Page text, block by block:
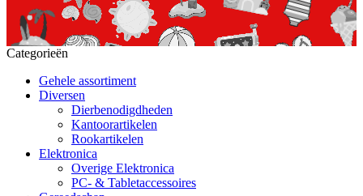
Categorieën
Gehele assortiment
Diversen
Dierbenodigdheden
Kantoorartikelen
Rookartikelen
Elektronica
Overige Elektronica
PC- & Tabletaccessoires